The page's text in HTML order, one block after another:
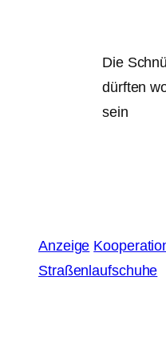
Die
dürften
sein
Anzeige
Straßenlaufschuhe